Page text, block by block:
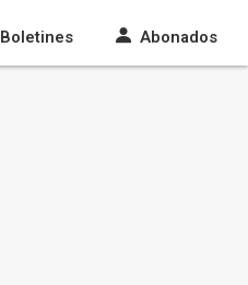
Boletines Abonados